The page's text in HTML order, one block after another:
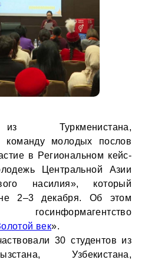
Туркменистана,
команду молодых послов
в Региональном кейс-
Центральной Азии
насилия», который
2–3 декабря. Об этом
век».
30 студентов из
Узбекистана,